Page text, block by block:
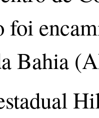
foi
Bahia